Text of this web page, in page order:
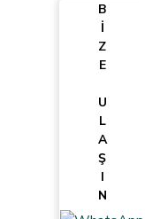
B
İ
Z
E
U
L
A
Ş
I
N